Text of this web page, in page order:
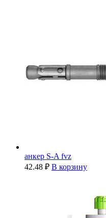
анкер S-A fvz
42.48 ₽ В корзину